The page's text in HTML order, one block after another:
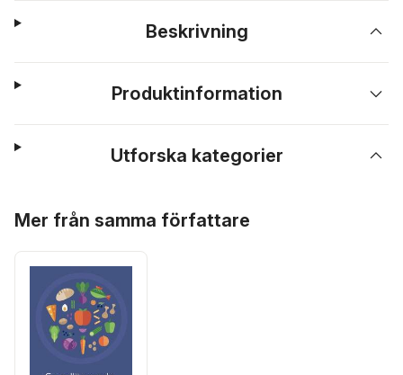
Beskrivning
Produktinformation
Utforska kategorier
Mer från samma författare